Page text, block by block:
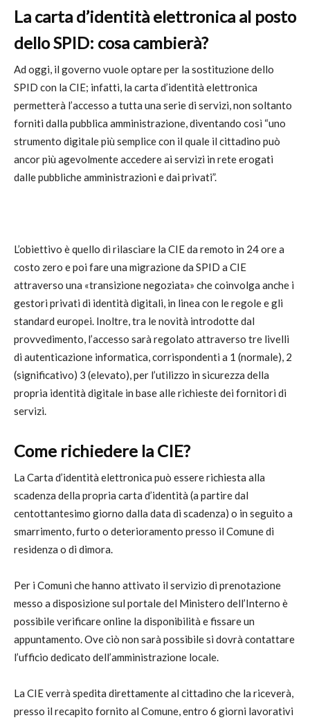
La carta d’identità elettronica al posto
dello SPID: cosa cambierà?
Ad oggi, il governo vuole optare per la sostituzione dello
SPID con la CIE; infatti, la carta d’identità elettronica
permetterà l’accesso a tutta una serie di servizi, non soltanto
forniti dalla pubblica amministrazione, diventando così “uno
strumento digitale più semplice con il quale il cittadino può
ancor più agevolmente accedere ai servizi in rete erogati
dalle pubbliche amministrazioni e dai privati”.
L’obiettivo è quello di rilasciare la CIE da remoto in 24 ore a
costo zero e poi fare una migrazione da SPID a CIE
attraverso una «transizione negoziata» che coinvolga anche i
gestori privati di identità digitali, in linea con le regole e gli
standard europei. Inoltre, tra le novità introdotte dal
provvedimento, l’accesso sarà regolato attraverso tre livelli
di autenticazione informatica, corrispondenti a 1 (normale), 2
(significativo) 3 (elevato), per l’utilizzo in sicurezza della
propria identità digitale in base alle richieste dei fornitori di
servizi.
Come richiedere la CIE?
La Carta d’identità elettronica può essere richiesta alla
scadenza della propria carta d’identità (a partire dal
centottantesimo giorno dalla data di scadenza) o in seguito a
smarrimento, furto o deterioramento presso il Comune di
residenza o di dimora.
Per i Comuni che hanno attivato il servizio di prenotazione
messo a disposizione sul portale del Ministero dell’Interno è
possibile verificare online la disponibilità e fissare un
appuntamento. Ove ciò non sarà possibile si dovrà contattare
l’ufficio dedicato dell’amministrazione locale.
La CIE verrà spedita direttamente al cittadino che la riceverà,
presso il recapito fornito al Comune, entro 6 giorni lavorativi